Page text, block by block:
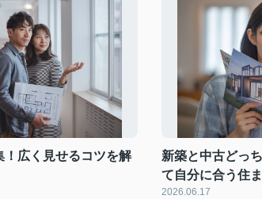
広く見せるコツを解
新築と中古どっ
て自分に合う住
2026.06.17